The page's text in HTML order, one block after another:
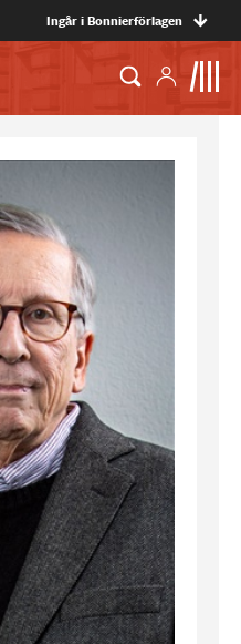
Ingår i Bonnierförlagen